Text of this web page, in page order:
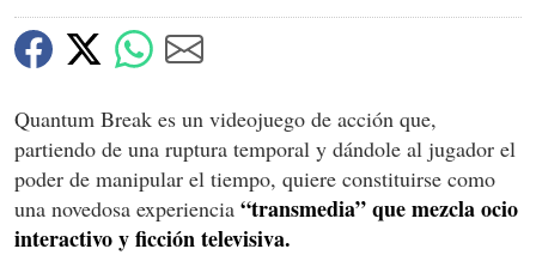
Quantum Break es un videojuego de acción que,
partiendo de una ruptura temporal y dándole al jugador el
poder de manipular el tiempo, quiere constituirse como
una novedosa experiencia “transmedia” que mezcla ocio
interactivo y ficción televisiva.